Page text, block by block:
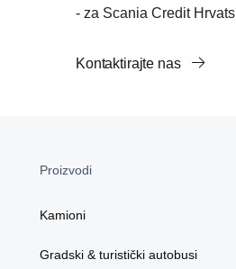
- za Scania Credit
Kontaktirajte nas
Proizvodi
Kamioni
Gradski & turistički autobusi